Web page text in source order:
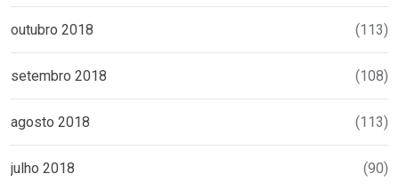
outubro 2018 (113)
setembro 2018 (108)
agosto 2018 (113)
julho 2018 (90)